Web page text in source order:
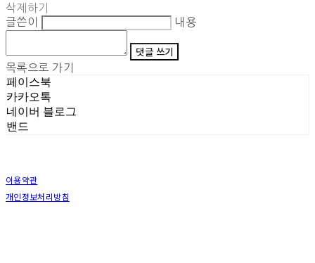
삭제하기
글쓴이
내용
댓글 쓰기
목록으로 가기
페이스북
카카오톡
네이버 블로그
밴드
이용약관
개인정보처리방침